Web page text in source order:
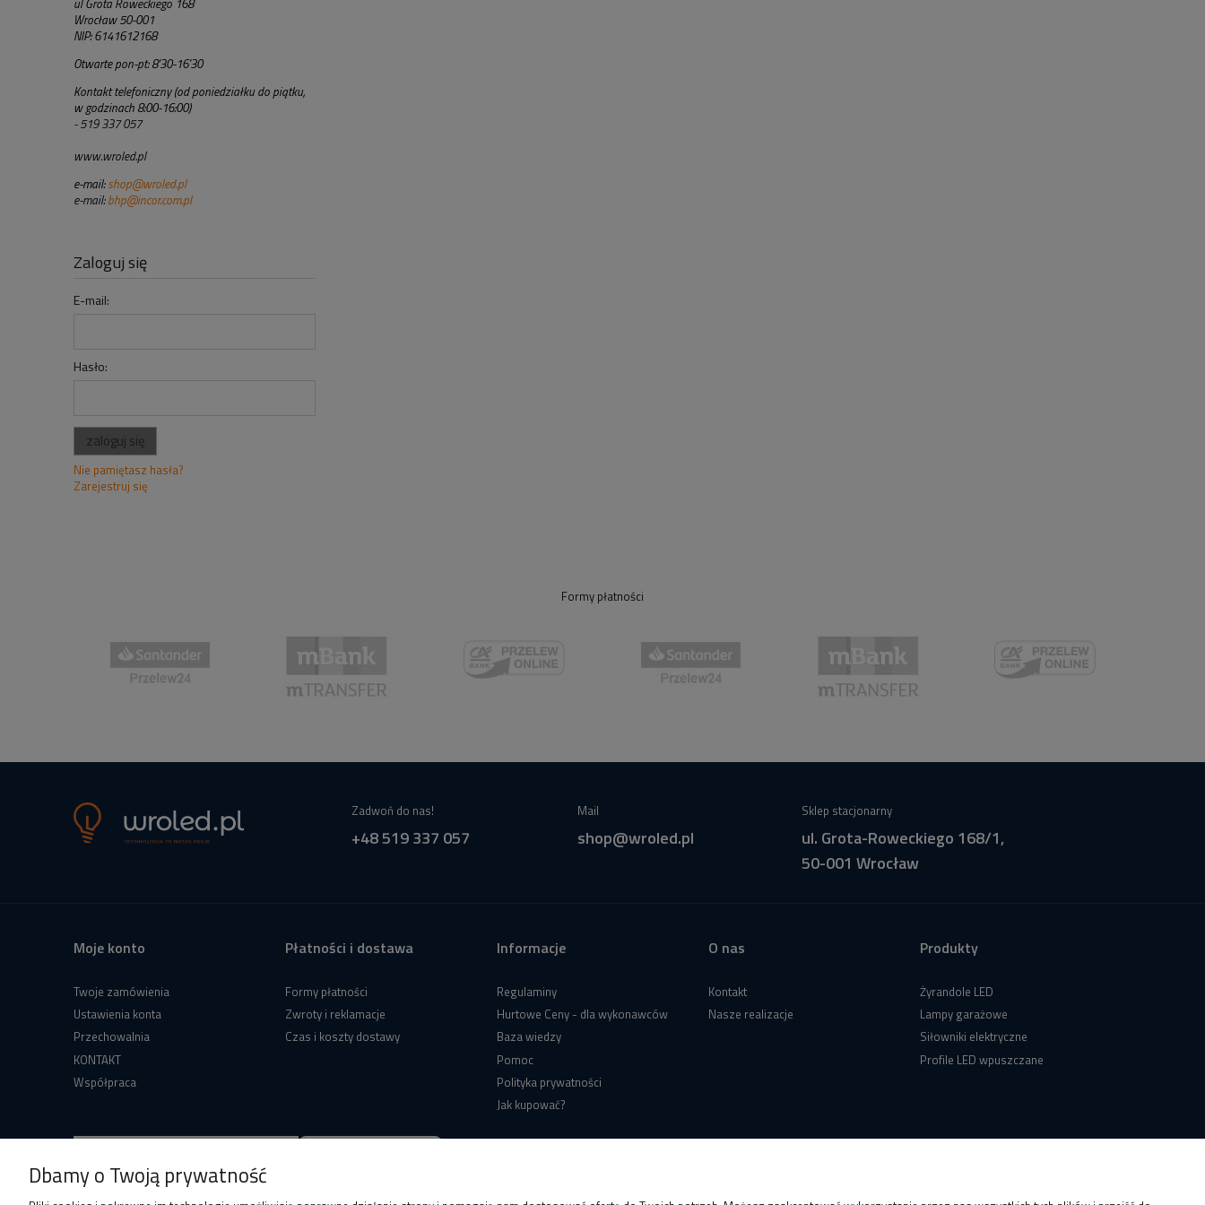
ul Grota Roweckiego 168
Wrocław 50-001
NIP: 6141612168
Otwarte pon-pt: 8'30-16'30
Kontakt telefoniczny (od poniedziałku do piątku,
w godzinach 8:00-16:00)
- 519 337 057
www.wroled.pl
e-mail: shop@wroled.pl
e-mail:bhp@incor.com.pl
Zaloguj się
E-mail:
Hasło:
zaloguj się
Nie pamiętasz hasła?
Zarejestruj się
Formy płatności
Zadwoń do nas!
+48 519 337 057
Mail
shop@wroled.pl
Sklep stacjonarny
ul. Grota-Roweckiego 168/1,
50-001 Wrocław
Moje konto
Twoje zamówienia
Ustawienia konta
Przechowalnia
KONTAKT
Współpraca
Płatności i dostawa
Formy płatności
Zwroty i reklamacje
Czas i koszty dostawy
Informacje
Regulaminy
Hurtowe Ceny - dla wykonawców
Baza wiedzy
Pomoc
Polityka prywatności
Jak kupować?
O nas
Kontakt
Nasze realizacje
Produkty
Żyrandole LED
Lampy garażowe
Siłowniki elektryczne
Profile LED wpuszczane
Dbamy o Twoją prywatność